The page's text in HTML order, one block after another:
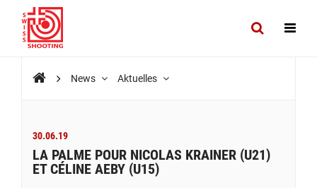
News Aktuelles
30.06.19
LA PALME POUR NICOLAS KRAINER (U21)
ET CÉLINE AEBY (U15)